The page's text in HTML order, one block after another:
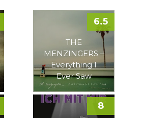
THE
MENZINGERS –
Everything I
Ever Saw
6.5
8